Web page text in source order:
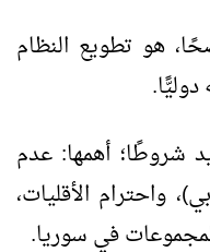
هو تطويع النظام
شروطًا؛ أهمها: عدم
واحترام الأقليات،
في سوريا.